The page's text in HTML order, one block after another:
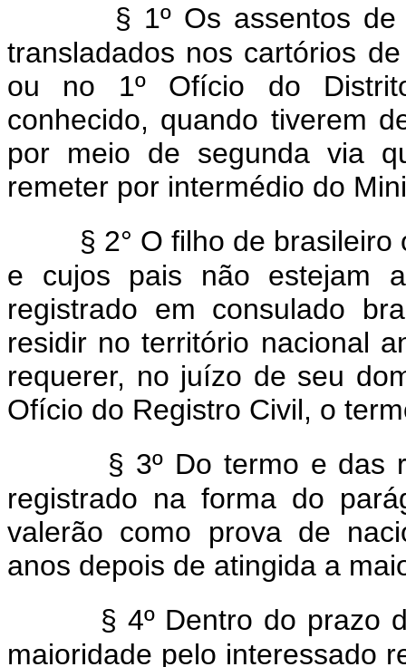
§ 1º Os assentos
transladados nos cartórios
ou no 1º Ofício do
conhecido, quando tiverem
por meio de segunda via
remeter por intermédio do
§ 2° O filho de
e cujos pais não estejam
registrado em consulado
residir no território nacional
requerer, no juízo de seu
Ofício do Registro Civil, o
§ 3º Do termo e das
registrado na forma do
valerão como prova de
anos depois de atingida a
§ 4º Dentro do prazo
maioridade pelo interessado